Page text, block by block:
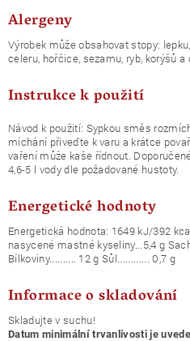
Alergeny
Výrobek může obsahovat stopy:
celeru, hořčice, sezamu, ryb, korýšů
Instrukce k použití
Návod k použití: Sypkou směs
míchání přiveďte k varu a krátce
vaření může kaše řídnout.
4,6-5 l vody dle požadované hustoty.
Energetické hodnoty
Energetická hodnota: 1649 kJ/392
nasycené mastné kyseliny...5,4 g
Bílkoviny.......... 12 g Sůl............ 0,7 g
Informace o skladování
Skladujte v suchu!
Datum minimální trvanlivosti je